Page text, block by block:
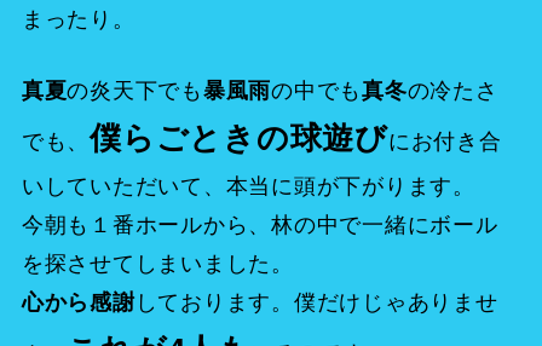
まったり。
真夏の炎天下でも暴風雨の中でも真冬の冷たさ
でも、僕らごときの球遊びにお付き合
いしていただいて、本当に頭が下がります。
今朝も１番ホールから、林の中で一緒にボール
を探させてしまいました。
心から感謝しております。僕だけじゃありませ